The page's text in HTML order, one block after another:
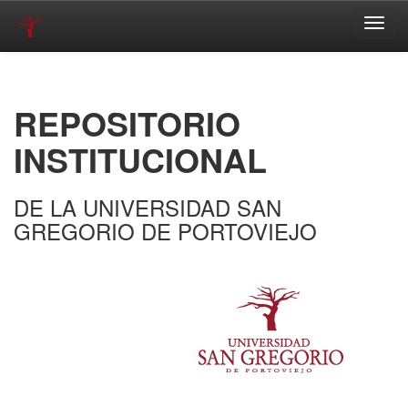
REPOSITORIO
INSTITUCIONAL
DE LA UNIVERSIDAD SAN
GREGORIO DE PORTOVIEJO